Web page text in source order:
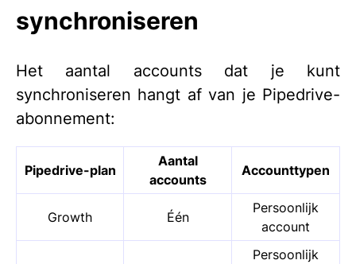
synchroniseren
Het aantal accounts dat je kunt
synchroniseren hangt af van je Pipedrive-
abonnement:
Pipedrive-plan
Aantal
accounts
Accounttypen
Growth Één
Persoonlijk
account
Persoonlijk